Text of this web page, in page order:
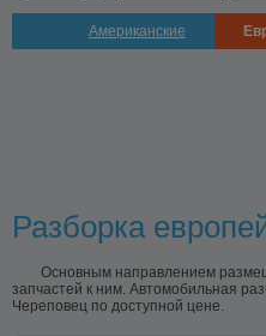
Американские
Разборка
Основным направлением
запчастей к ним. Автомобильная
Череповец по доступной цене.